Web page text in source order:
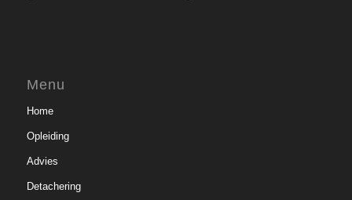
Menu
Home
Opleiding
Advies
Detachering